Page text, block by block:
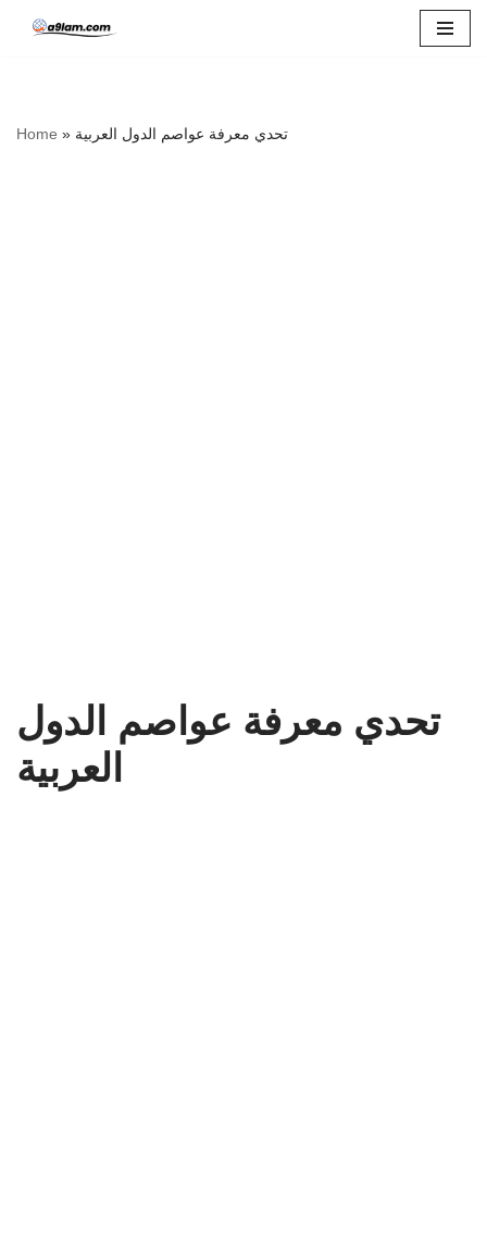
Home » تحدي معرفة عواصم الدول العربية
تحدي معرفة عواصم الدول
العربية